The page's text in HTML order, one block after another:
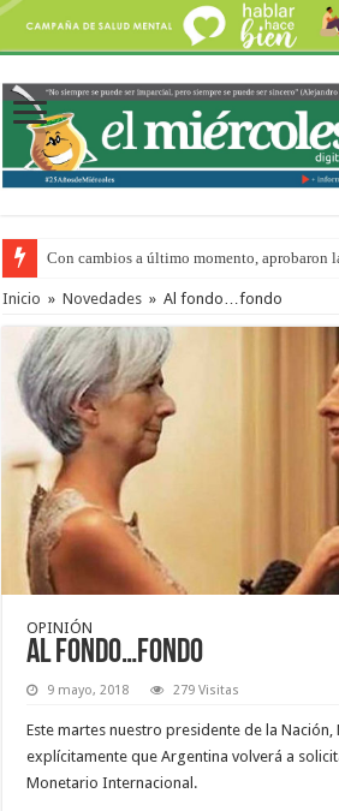
Con cambios a último momento, aprobaron
Adopción en Entre Ríos: el 35% de los 90
Inicio » Novedades » Al fondo…fondo
OPINIÓN
Al fondo…fondo
9 mayo, 2018 279 Visitas
Este martes nuestro presidente de la
explícitamente que Argentina volverá a
Monetario Internacional.